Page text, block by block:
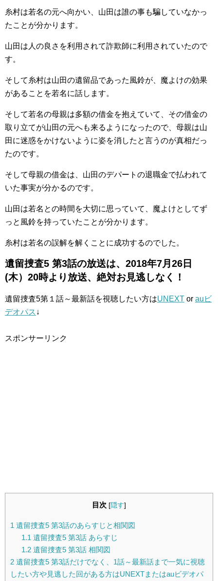
糸村は若名の元へ向かい、山田は誰の事も騙していなかっ
たことが分かります。
山田は人の良さを利用されて詐欺師に利用されていたので
す。
そして糸村は山田の遺留品であった風鈴が、魔よけの効果
があることを若名に話します。
そして若名の母親は多額の借金を抱えていて、その借金の
取り立てが山田の元へも来るようになったので、母親は山
田に迷惑をかけないように姿を消したと言うのが真相だっ
たのです。
そして母親の借金は、山田のデパートの退職金で払われて
いた事実が分かるのです。
山田は若名との時間を大切に思っていて、魔よけとしてず
っと風鈴を持っていたことが分かります。
糸村は若名の誤解を解くことに成功するのでした。
遺留捜査5 第3話の放送は、2018年7月26日
(木）20時より放送、絶対お見逃しなく！
遺留捜査5第１話～最新話を視聴したい方はUNEXT or auビ
デオパス ↓
スポンサーリンク
目次 [隠す]
1 遺留捜査5 第3話のあらすじと相関図
1.1 遺留捜査5 第3話 あらすじ
1.2遺留捜査5 第3話 相関図
2 遺留捜査5 第3話だけでなく、1話～最新話まで一気に視聴
したい方や見逃した回がある方はUNEXTまたはauビデオパ